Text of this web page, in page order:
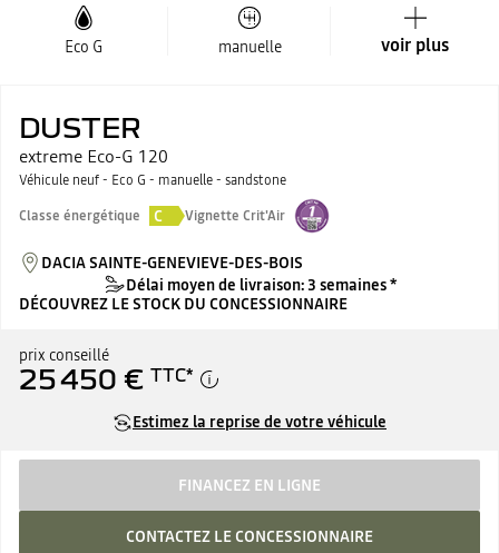
Eco G manuelle voir plus
DUSTER
extreme Eco-G 120
Véhicule neuf - Eco G - manuelle - sandstone
Classe énergétique
C Vignette Crit'Air
DACIA SAINTE-GENEVIEVE-DES-BOIS
Délai moyen de livraison: 3 semaines *
DÉCOUVREZ LE STOCK DU CONCESSIONNAIRE
prix conseillé
25 450 € TTC*
Estimez la reprise de votre véhicule
FINANCEZ EN LIGNE
CONTACTEZ LE CONCESSIONNAIRE